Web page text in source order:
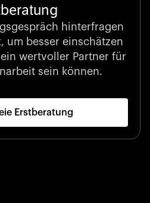
die die Welt
juristischer Intelligenz
indem Ausrüstung
hinterfragen
um besser einschätzen
wertvoller Partner für
sein können.
Erstberatung